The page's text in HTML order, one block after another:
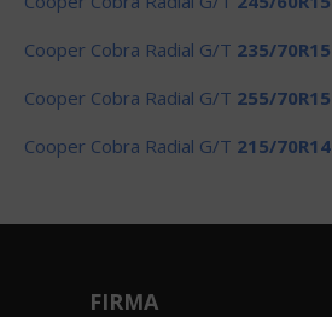
Cooper Cobra Radial G/T 235/70R15
Cooper Cobra Radial G/T 255/70R15
Cooper Cobra Radial G/T 215/70R14
FIRMA